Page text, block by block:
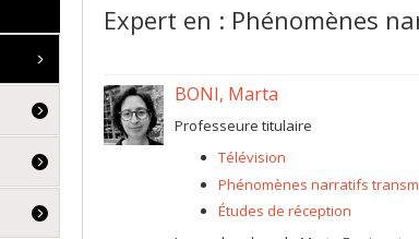
Expert en : Phénomènes
BONI, Marta
Professeure titulaire
Télévision
Phénomènes narratifs
Études de réception